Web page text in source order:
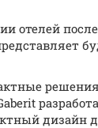
отелей
дизайн